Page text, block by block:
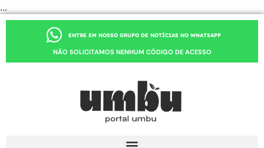
...
ENTRE EM NOSSO GRUPO DE NOTÍCIAS NO WHATSAPP
NÃO SOLICITAMOS NENHUM CÓDIGO DE ACESSO